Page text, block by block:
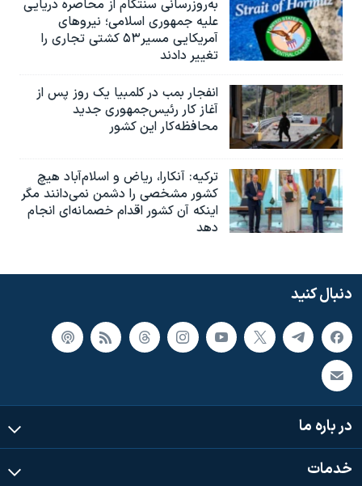
به‌روزرسانی سنتکام از محاصره دریایی
علیه جمهوری اسلامی؛ نیروهای
آمریکایی مسیر۵۳ کشتی تجاری را
تغییر دادند
انفجار بمب‌‌ در کلمبیا یک روز پس از
آغاز کار رئیس‌جمهوری جدید
محافظه‌کار این کشور
ترکیه: آنکارا، ریاض و اسلام‌آباد هیچ
کشور مشخصی را دشمن نمی‌دانند مگر
اینکه آن کشور اقدام خصمانه‌ای انجام
دهد
دنبال کنید
در باره ما
خدمات